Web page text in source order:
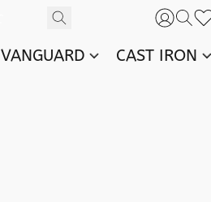
VANGUARD CAST IRON